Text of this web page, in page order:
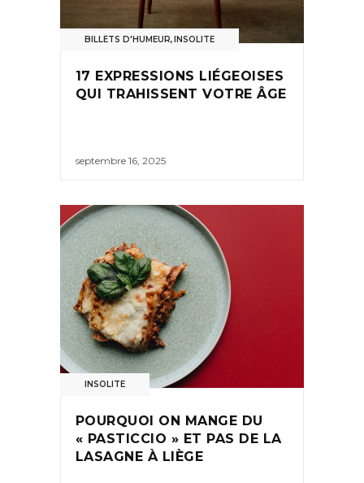
BILLETS D'HUMEUR, INSOLITE
17 EXPRESSIONS LIÉGEOISES
QUI TRAHISSENT VOTRE ÂGE
septembre 16, 2025
INSOLITE
POURQUOI ON MANGE DU
« PASTICCIO » ET PAS DE LA
LASAGNE À LIÈGE